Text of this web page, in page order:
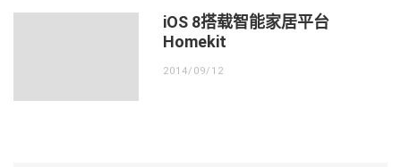
iOS 8搭载智能家居平台
Homekit
2014/09/12